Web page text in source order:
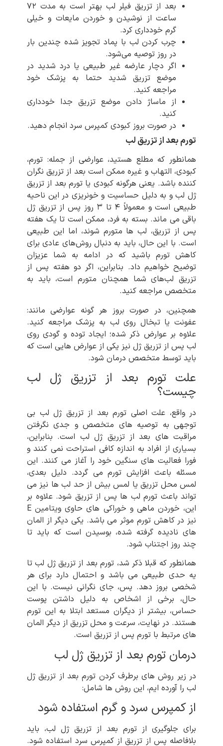
بعد از تزریق فیلر لب بهتر است به مدت ۷۲
ساعت از نوشیدن و خوردن مایعات و خیلی
گرم خودداری کرد.
چرب کردن لب با پماد تجویز شده چندین بار
در روز توصیه می‌شود.
اگر دچار عارضه غیر طبیعی یا درد شدید در
موضع تزریق شدید حتما به پزشک خود
مراجعه کنید.
از ماساژ دادن موضع تزریق جدا خودداری
کنید.
در صورت بروز کبودی کمپرس سرد انجام دهید.
تورم بعد از تزریق لب
همانطور که مطلع هستید، عوارضی از جمله: تورم،
کبودی، التهاب و غیره ممکن است بعد از تزریق نگران
کننده باشد. یعنی هرگونه کبودی یا تورم بعد از تزریق
ژل لب و به دلیل حساسیت و خونریزی در این ناحیه
طبیعی است و معمولاً ۴ تا ۳ روز پس از تزریق ژل
باقی می ماند. بسته به فرد، ممکن است تا یک هفته
پس از تزریق، لب ها متورم شوند، اما این طبیعی
است. با این حال، باید به دنبال روش‌های عادی برای
کاهش تورم باشید که در ادامه به شما عزیزان
توضیح خواهیم داد. بنابراین، اگر دو هفته پس از
تزریق لب‌های شما همچنان متورم است، باید به
متخصص مراجعه کنید.
همچنین، در صورت بروز هر گونه عوارضی مانند:
عفونت یا تبخال روی لب به پزشک مراجعه کنید.
علاوه بر عوارض ذکر شده؛ ایجاد توده و گودی روی
لب پس از تزریق ژل نیز یکی از عوارض هایی است که
باید توسط متخصص درمان شود.
علت تورم بعد از تزریق ژل لب
چیست؟
در واقع، علت اصلی تورم بعد از تزریق ژل لب بی
توجهی به توصیه های متخصص و جدی نگرفتن
مراقبت های بعد از تزریق ژل لب است. بنابراین،
بسیاری از افراد به اندازه کافی استراحت نمی کنند و
فورا فعالیت های سنگین خود را آغاز می کنند. این
مسئله باعث افزایش تورم می گردد. دلیل بعدی،
لمس محل تزریق یا لمس بیش از حد لب ها نیز می
تواند باعث تورم لب ها پس از تزریق شود. علاوه بر
این، خوردن ماهی و خوراکی های حاوی ویتامین E
نیز در کاهش تورم موثر می باشد. یکی دیگر از المان
های نادیده گرفته شده، بوسیدن است که باید تا
چند روز اجتناب شود.
همانطور که قبلا ذکر شد، تورم بعد از تزریق ژل لب تا
یه حدی طبیعی می باشد و احتمال دارد برای هر
شخصی بروز دهد. پس، جای نگرانی نیست. با این
حال، برخی از اشخاص به دلیل داشتن پوست
حساس، بیشتر از دیگران مستعد ابتلا به این تورم
هستند. در نهایت، سرعت و محل تزریق از دیگر المان
های مرتبط با تورم پس از تزریق است.
درمان تورم بعد از تزریق ژل لب
در زیر روش های برطرف کردن تورم بعد از تزریق ژل
لب را آورده ایم، این روش ها شامل:
از کمپرس سرد و گرم استفاده شود
برای جلوگیری از تورم بعد از تزریق ژل لب، باید
بلافاصله پس از تزریق از کمپرس سرد استفاده شود.